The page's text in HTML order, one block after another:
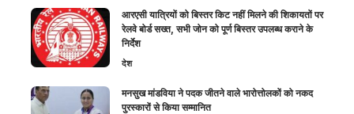
आरएसी यात्रियों को बिस्तर किट नहीं मिलने की शिकायतों पर
रेलवे बोर्ड सख्त, सभी जोन को पूर्ण बिस्तर उपलब्ध कराने के
निर्देश
देश
मनसुख मांडविया ने पदक जीतने वाले भारोत्तोलकों को नकद
पुरस्कारों से किया सम्मानित